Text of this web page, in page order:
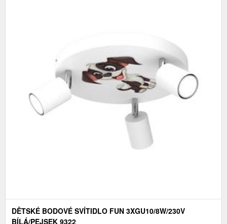
DĚTSKÉ BODOVÉ SVÍTIDLO FUN 3XGU10/8W/230V
BÍLÁ/PEJSEK 9322